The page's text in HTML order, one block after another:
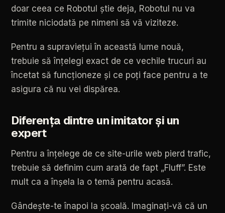
doar ceea ce Robotul știe deja, Robotul nu va
trimite niciodată pe nimeni să vă viziteze.
Pentru a supraviețui în această lume nouă,
trebuie să înțelegi exact de ce vechile trucuri au
încetat să funcționeze și ce poți face pentru a te
asigura că nu vei dispărea.
Diferența dintre unimitator și un
expert
Pentru a înțelege de ce site-urile web pierd trafic,
trebuie să definim cum arată de fapt „Fluff”. Este
mult ca a înșela la o temă pentru acasă.
Gândește-te înapoi la școală. Imaginați-vă că un